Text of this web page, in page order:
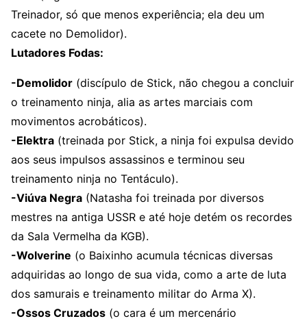
Treinador, só que menos experiência; ela deu um
cacete no Demolidor).
Lutadores Fodas:
-Demolidor (discípulo de Stick, não chegou a concluir
o treinamento ninja, alia as artes marciais com
movimentos acrobáticos).
-Elektra (treinada por Stick, a ninja foi expulsa devido
aos seus impulsos assassinos e terminou seu
treinamento ninja no Tentáculo).
-Viúva Negra (Natasha foi treinada por diversos
mestres na antiga USSR e até hoje detém os recordes
da Sala Vermelha da KGB).
-Wolverine (o Baixinho acumula técnicas diversas
adquiridas ao longo de sua vida, como a arte de luta
dos samurais e treinamento militar do Arma X).
-Ossos Cruzados (o cara é um mercenário